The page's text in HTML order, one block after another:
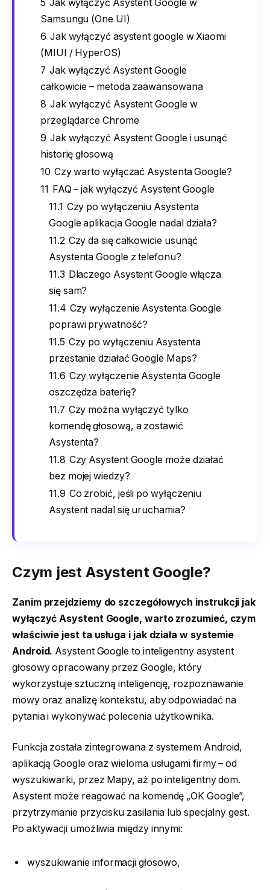
5 Jak wyłączyć Asystent Google w
Samsungu (One UI)
6 Jak wyłączyć asystent google w Xiaomi
(MIUI / HyperOS)
7 Jak wyłączyć Asystent Google
całkowicie – metoda zaawansowana
8 Jak wyłączyć Asystent Google w
przeglądarce Chrome
9 Jak wyłączyć Asystent Google i usunąć
historię głosową
10 Czy warto wyłączać Asystenta Google?
11
FAQ – jak wyłączyć Asystent Google
11.1 Czy po wyłączeniu Asystenta
Google aplikacja Google nadal działa?
11.2 Czy da się całkowicie usunąć
Asystenta Google z telefonu?
11.3 Dlaczego Asystent Google włącza
się sam?
11.4 Czy wyłączenie Asystenta Google
poprawi prywatność?
11.5 Czy po wyłączeniu Asystenta
przestanie działać Google Maps?
11.6 Czy wyłączenie Asystenta Google
oszczędza baterię?
11.7 Czy można wyłączyć tylko
komendę głosową, a zostawić
Asystenta?
11.8 Czy Asystent Google może działać
bez mojej wiedzy?
11.9 Co zrobić, jeśli po wyłączeniu
Asystent nadal się uruchamia?
Czym jest Asystent Google?
Zanim przejdziemy do szczegółowych instrukcji jak
wyłączyć Asystent Google, warto zrozumieć, czym
właściwie jest ta usługa i jak działa w systemie
Android. Asystent Google to inteligentny asystent
głosowy opracowany przez Google, który
wykorzystuje sztuczną inteligencję, rozpoznawanie
mowy oraz analizę kontekstu, aby odpowiadać na
pytania i wykonywać polecenia użytkownika.
Funkcja została zintegrowana z systemem Android,
aplikacją Google oraz wieloma usługami firmy – od
wyszukiwarki, przez Mapy, aż po inteligentny dom.
Asystent może reagować na komendę „OK Google”,
przytrzymanie przycisku zasilania lub specjalny gest.
Po aktywacji umożliwia między innymi:
wyszukiwanie informacji głosowo,